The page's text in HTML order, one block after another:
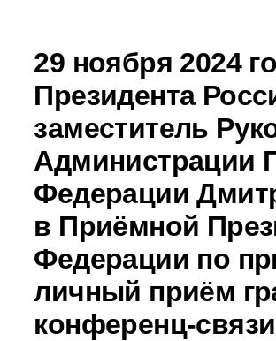
29 ноября 2024
Президента
заместитель
Администрации
Федерации
в Приёмной
Федерации по
личный приём
конференц-связи